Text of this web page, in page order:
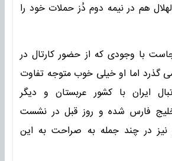
هم در نیمه دوم دُز حملات خود را
با وجودی که از حضور کارتال در
گذرد اما او خیلی خوب متوجه تفاوت
ایران با کشور عربستان و دیگر
فارس شده و روز قبل در نشست
نیز در چند جمله به صراحت به این